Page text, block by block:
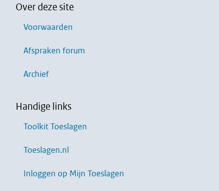
Over deze site
Voorwaarden
Afspraken forum
Archief
Handige links
Toolkit Toeslagen
Toeslagen.nl
Inloggen op Mijn Toeslagen